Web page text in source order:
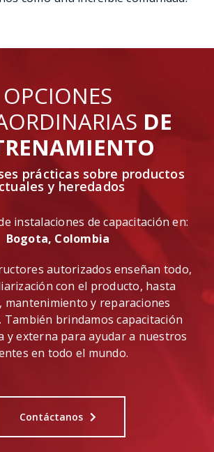
hora de que tengamos un lugar
como una increíble comunidad.
OPCIONES
DE
prácticas sobre productos
y heredados
instalaciones de capacitación en:
Bogota, Colombia
con el producto, hasta
mantenimiento y reparaciones